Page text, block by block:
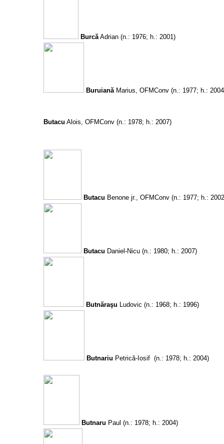
BurcăAdrian (n.: 1976; h.: 2001)
BuruianăMarius, OFMConv (n.: 1977; h.:
Butacu Alois, OFMConv(n.: 1978; h.: 2007)
Butacu Benone jr., OFMConv (n.: 1977; h.:
Butacu Daniel-Nicu (n.: 1980; h.: 2007)
Butnăraşu Ludovic (n.: 1968; h.: 1996)
Butnariu Petrică-Iosif (n.: 1978; h.: 2004)
Butnaru Paul (n.: 1978; h.: 2004)